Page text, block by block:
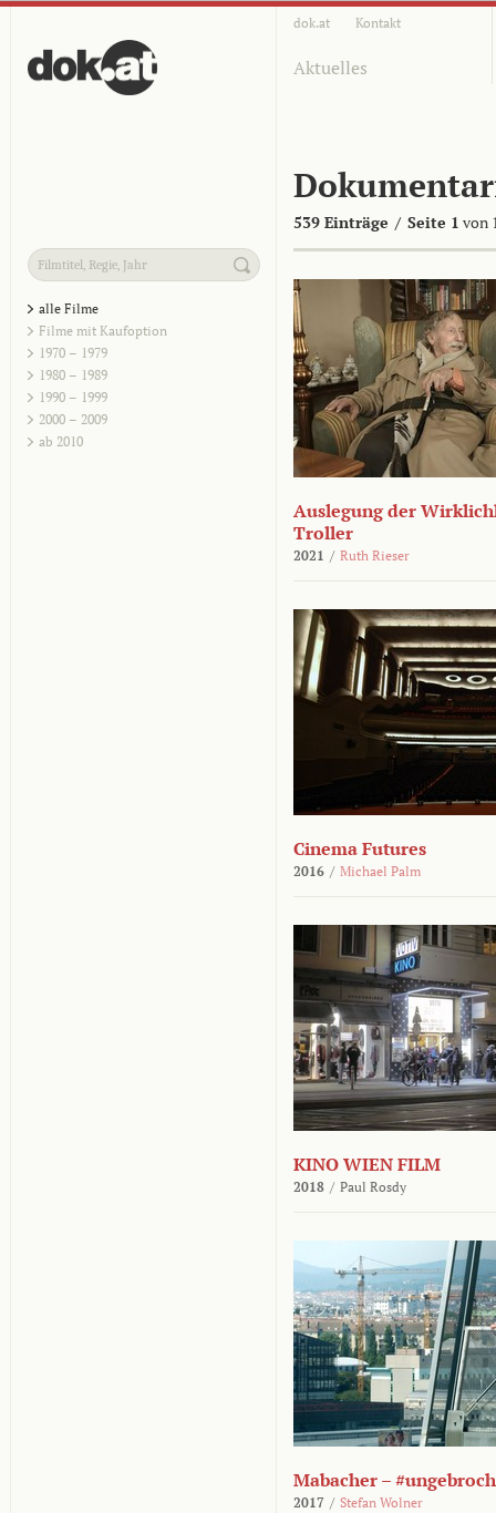
dok.at Kontakt
Aktuelles
539 Einträge / Seite 1 von
alle Filme
Filme mit Kaufoption
1970 – 1979
1980 – 1989
1990 – 1999
2000 – 2009
ab 2010
Auslegung der
Troller
2021 / Ruth Rieser
Cinema Futures
2016 / Michael Palm
KINO WIEN FILM
2018 / Paul Rosdy
Mabacher –
2017 / Stefan Wolner